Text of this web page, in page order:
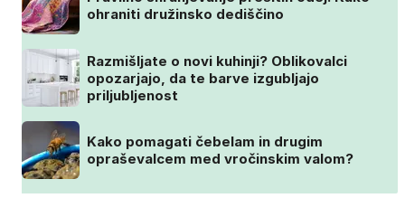
ohraniti družinsko dediščino
Razmišljate o novi kuhinji? Oblikovalci
opozarjajo, da te barve izgubljajo
priljubljenost
Kako pomagati čebelam in drugim
opraševalcem med vročinskim valom?